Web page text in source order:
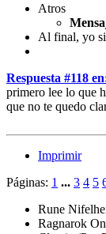
Atros
Al final, yo
Respuesta #118
primero lee lo que
que no te quedo
Imprimir
Páginas: 1 ... 3 4 5
Rune
Ragnarok